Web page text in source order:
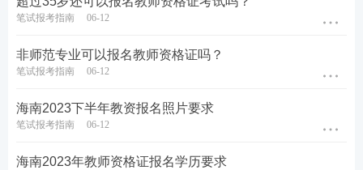
笔试报考指南 06-12
非师范专业可以报名教师资格证吗？
笔试报考指南 06-12
海南2023下半年教资报名照片要求
笔试报考指南 06-12
海南2023年教师资格证报名学历要求